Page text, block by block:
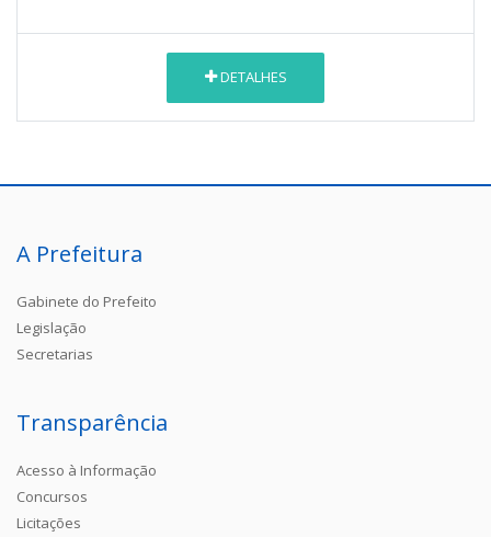
DETALHES
A Prefeitura
Gabinete do Prefeito
Legislação
Secretarias
Transparência
Acesso à Informação
Concursos
Licitações